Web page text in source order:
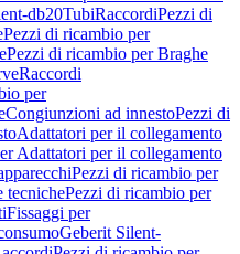
db20TubiRaccordiPezzi di
Pezzi di ricambio per
Pezzi di ricambio per Braghe
Raccordi
per
Congiunzioni ad innestoPezzi di
Adattatori per il collegamento
Adattatori per il collegamento
Pezzi di ricambio per
tecnichePezzi di ricambio per
Fissaggi per
Geberit Silent-